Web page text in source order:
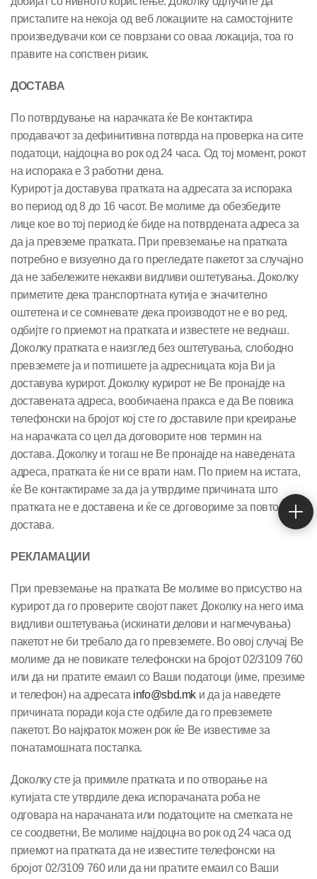
пристапите на некоја од веб локациите на самостојните
произведувачи кои се поврзани со оваа локација, тоа го
правите на сопствен ризик.
ДОСТАВА
По потврдување на нарачката ќе Ве контактира
продавачот за дефинитивна потврда на проверка на сите
податоци, најдоцна во рок од 24 часа. Од тој момент, рокот
на испорака е 3 работни дена.
Курирот ја доставува пратката на адресата за испорака
во период од 8 до 16 часот. Ве молиме да обезбедите
лице кое во тој период ќе биде на потврдената адреса за
да ја превземе пратката. При превземање на пратката
потребно е визуелно да го прегледате пакетот за случајно
да не забележите некакви видливи оштетувања. Доколку
приметите дека транспортната кутија е значително
оштетена и се сомневате дека производот не е во ред,
одбијте го приемот на пратката и известете не веднаш.
Доколку пратката е наизглед без оштетувања, слободно
превземете ја и потпишете ја адресницата која Ви ја
доставува курирот. Доколку курирот не Ве пронајде на
доставената адреса, вообичаена пракса е да Ве повика
телефонски на бројот кој сте го доставиле при креирање
на нарачката со цел да договорите нов термин на
достава. Доколку и тогаш не Ве пронајде на наведената
адреса, пратката ќе ни се врати нам. По прием на истата,
ќе Ве контактираме за да ја утврдиме причината што
пратката не е доставена и ќе се договориме за повторна
достава.
РЕКЛАМАЦИИ
При превземање на пратката Ве молиме во присуство на
курирот да го проверите својот пакет. Доколку на него има
видливи оштетувања (искинати делови и нагмечувања)
пакетот не би требало да го превземете. Во овој случај Ве
молиме да не повикате телефонски на бројот 02/3109 760
или да ни пратите емаил со Ваши податоци (име, презиме
и телефон) на адресата info@sbd.mk и да ја наведете
причината поради која сте одбиле да го превземете
пакетот. Во најкраток можен рок ќе Ве известиме за
понатамошната постапка.
Доколку сте ја примиле пратката и по отворање на
кутијата сте утврдиле дека испорачаната роба не
одговара на нарачаната или податоците на сметката не
се соодветни, Ве молиме најдоцна во рок од 24 часа од
приемот на пратката да не известите телефонски на
бројот 02/3109 760 или да ни пратите емаил со Ваши